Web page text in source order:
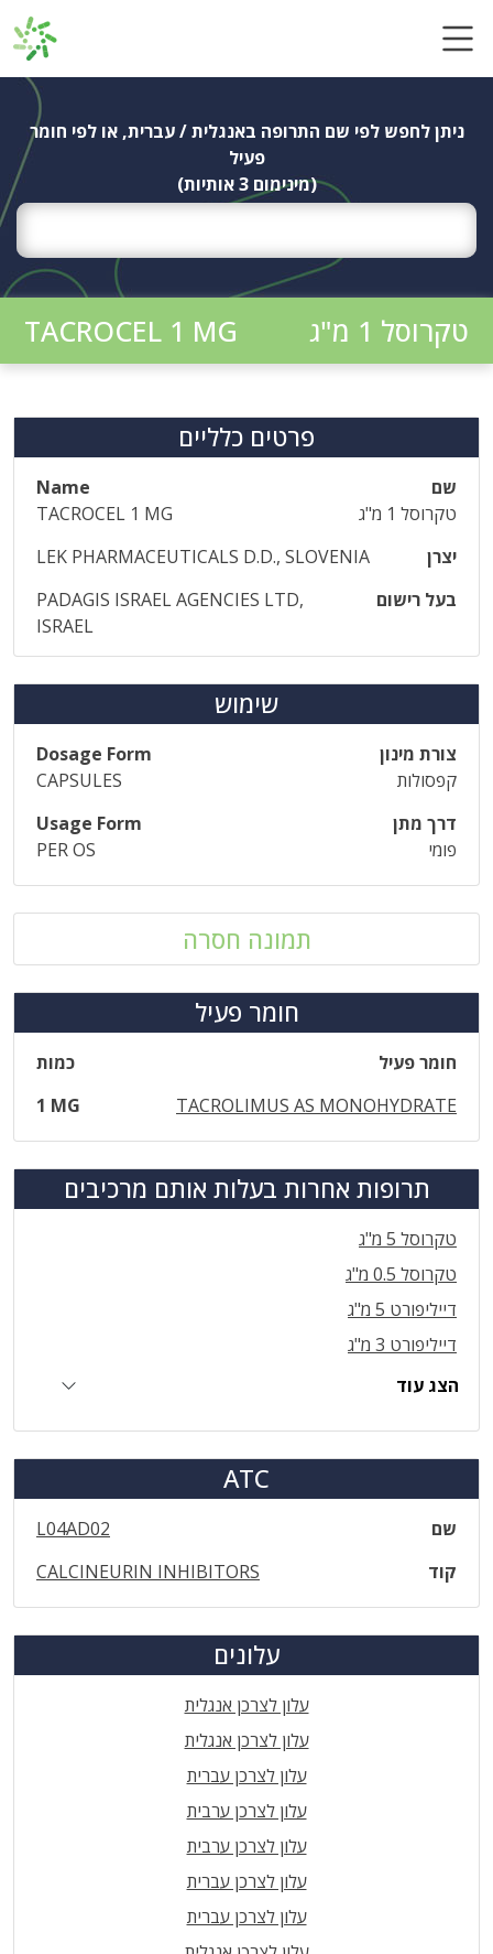
ניתן לחפש לפי שם התרופה באנגלית / עברית, או לפי חומר
פעיל
(מינימום 3 אותיות)
טקרוסל 1 מ"ג TACROCEL 1 MG
פרטים כלליים
שם
Name
טקרוסל 1 מ"ג
TACROCEL 1 MG
יצרן
LEK PHARMACEUTICALS D.D., SLOVENIA
בעל רישום
PADAGIS ISRAEL AGENCIES LTD,
ISRAEL
שימוש
צורת מינון
Dosage Form
קפסולות
CAPSULES
דרך מתן
Usage Form
פומי
PER OS
תמונה חסרה
חומר פעיל
חומר פעיל
כמות
TACROLIMUS AS MONOHYDRATE
1 MG
תרופות אחרות בעלות אותם מרכיבים
טקרוסל 5 מ"ג
טקרוסל 0.5 מ"ג
דייליפורט 5 מ"ג
דייליפורט 3 מ"ג
הצג עוד
ATC
שם
L04AD02
קוד
CALCINEURIN INHIBITORS
עלונים
עלון לצרכן אנגלית
עלון לצרכן אנגלית
עלון לצרכן עברית
עלון לצרכן ערבית
עלון לצרכן ערבית
עלון לצרכן עברית
עלון לצרכן עברית